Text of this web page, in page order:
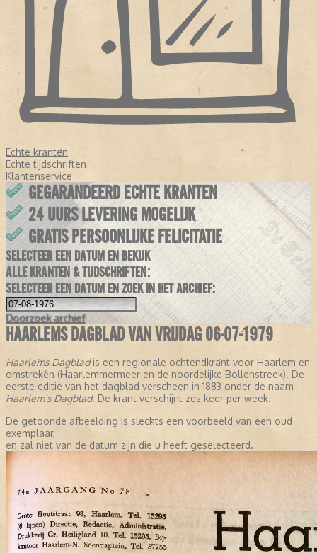
Echte kranten
Echte tijdschriften
Klantenservice
GEGARANDEERD ECHTE KRANTEN
24 UURS LEVERING MOGELIJK
GRATIS PERSOONLIJKE FELICITATIE
SELECTEER EEN DATUM EN BEKIJK
ALLE KRANTEN & TIJDSCHRIFTEN:
SELECTEER EEN DATUM EN ZOEK IN HET ARCHIEF:
Doorzoek archief
HAARLEMS DAGBLAD VAN VRIJDAG 06-07-1979
Haarlems Dagbladis een regionale ochtendkrant voor Haarlem en
omstreken (Haarlemmermeer en de noordelijke Bollenstreek). De
eerste editie van het dagblad verscheen in 1883 onder de naam
Haarlem's Dagblad. De krant verschijnt zes keer per week.
De getoonde afbeelding is slechts een voorbeeld van een oud
exemplaar,
en zal niet van de datum zijn die u heeft geselecteerd.